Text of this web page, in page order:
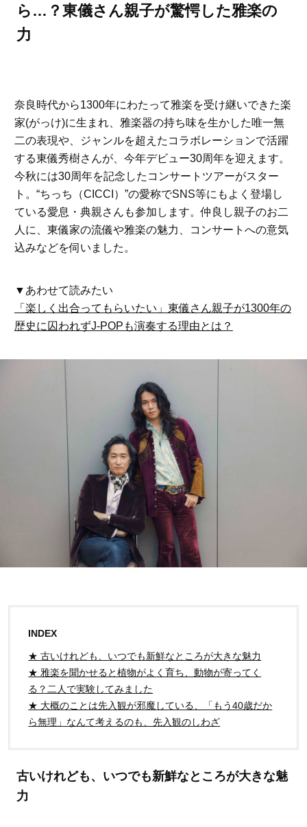
ママとパパに贈る「ジェンダーレ
ス学」
人気の40代髪型・ヘ
タログ
ら…？東儀さん親子が驚愕した雅楽の
力
奈良時代から1300年にわたって雅楽を受け継いできた楽
家(がっけ)に生まれ、雅楽器の持ち味を生かした唯一無
二の表現や、ジャンルを超えたコラボレーションで活躍
する東儀秀樹さんが、今年デビュー30周年を迎えます。
今秋には30周年を記念したコンサートツアーがスター
ト。“ちっち（CICCI）”の愛称でSNS等にもよく登場し
ている愛息・典親さんも参加します。仲良し親子のお二
人に、東儀家の流儀や雅楽の魅力、コンサートへの意気
込みなどを伺いました。
▼あわせて読みたい
「楽しく出合ってもらいたい」東儀さん親子が1300年の
歴史に囚われずJ-POPも演奏する理由とは？
INDEX
★ 古いけれども、いつでも新鮮なところが大きな魅力
★ 雅楽を聞かせると植物がよく育ち、動物が寄ってく
る？二人で実験してみました
★ 大概のことは先入観が邪魔している、「もう40歳だか
ら無理」なんて考えるのも、先入観のしわざ
古いけれども、いつでも新鮮なところが大きな魅
力